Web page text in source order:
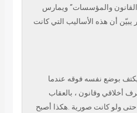
والمؤسسات” ويمارس
الإجرامية. إلا أن ما حدث يوم 13 ديسمبر يبيّن أن هذه الأساليب التي كانت
بوضع نفسه فوقه عندما
أخلاقي وقانون ، بالعقاب
ولو كانت صورية .هكذا أصبح